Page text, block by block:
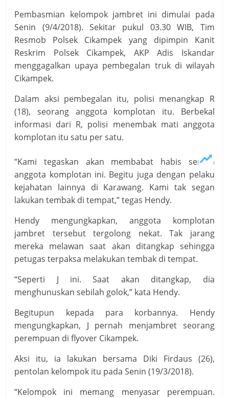
Pembasmian kelompok jambret ini dimulai pada
Senin (9/4/2018). Sekitar pukul 03.30 WIB, Tim
Resmob Polsek Cikampek yang dipimpin Kanit
Reskrim Polsek Cikampek, AKP Adis Iskandar
menggagalkan upaya pembegalan truk di wilayah
Cikampek.
Dalam aksi pembegalan itu, polisi menangkap R
(18), seorang anggota komplotan itu. Berbekal
informasi dari R, polisi menembak mati anggota
komplotan itu satu per satu.
“Kami tegaskan akan membabat habis semua
anggota komplotan ini. Begitu juga dengan pelaku
kejahatan lainnya di Karawang. Kami tak segan
lakukan tembak di tempat,” tegas Hendy.
Hendy mengungkapkan, anggota komplotan
jambret tersebut tergolong nekat. Tak jarang
mereka melawan saat akan ditangkap sehingga
petugas terpaksa melakukan tembak di tempat.
“Seperti J ini. Saat akan ditangkap, dia
menghunuskan sebilah golok,” kata Hendy.
Begitupun kepada para korbannya. Hendy
mengungkapkan, J pernah menjambret seorang
perempuan di flyover Cikampek.
Aksi itu, ia lakukan bersama Diki Firdaus (26),
pentolan kelompok itu pada Senin (19/3/2018).
“Kelompok ini memang menyasar perempuan.